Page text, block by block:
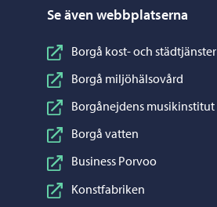
Se även webbplatserna
Borgå kost- och städtjänster
Borgå miljöhälsovård
Borgånejdens musikinstitut
Borgå vatten
Business Porvoo
Konstfabriken